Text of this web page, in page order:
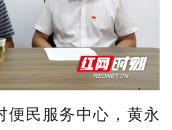
便民服务中心，黄永